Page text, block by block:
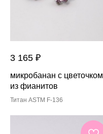
3 165 ₽
микробанан с цветочком
из фианитов
Титан ASTM F-136